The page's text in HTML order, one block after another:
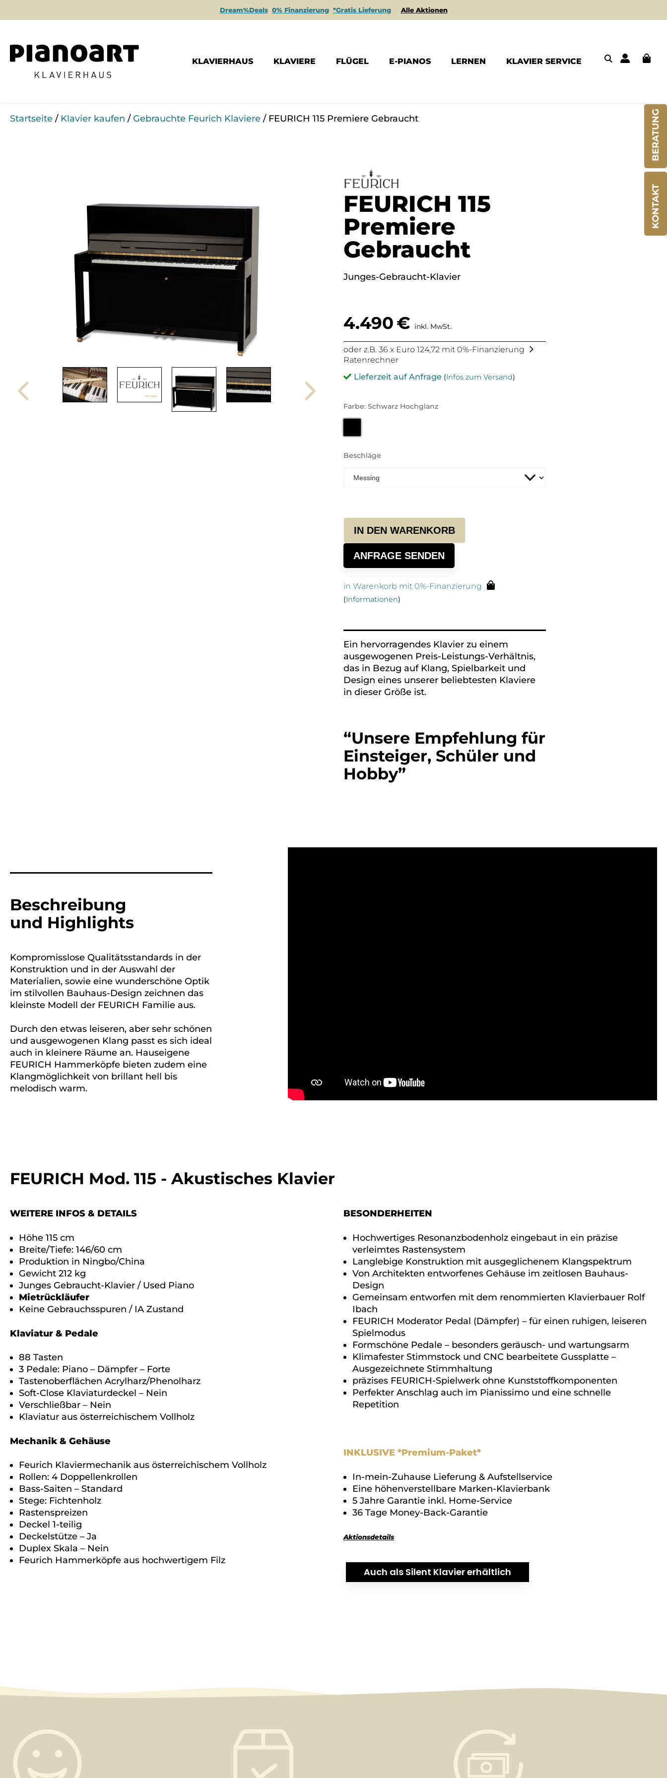
Dream%Deals 0% Finanzierung *Gratis Lieferung Alle Aktionen
KLAVIERHAUS KLAVIERE FLÜGEL E-PIANOS LERNEN KLAVIER SERVICE
BERATUNG
KONTAKT
Startseite / Klavier kaufen /Gebrauchte Feurich Klaviere / FEURICH 115 Premiere Gebraucht
FEURICH 115
Premiere
Gebraucht
Junges-Gebraucht-Klavier
4.490€ inkl. MwSt.
oder z.B. 36 x Euro 124,72 mit 0%-Finanzierung
Ratenrechner
Lieferzeit auf Anfrage (Infos zum Versand)
Farbe: Schwarz Hochglanz
Beschläge
IN DEN WARENKORB
ANFRAGE SENDEN
in Warenkorb mit 0%-Finanzierung
(Informationen)
Ein hervorragendes Klavier zu einem
ausgewogenen Preis-Leistungs-Verhältnis,
das in Bezug auf Klang, Spielbarkeit und
Design eines unserer beliebtesten Klaviere
in dieser Größe ist.
“Unsere Empfehlung für
Einsteiger, Schüler und
Hobby”
Beschreibung
und Highlights
Kompromisslose Qualitätsstandards in der
Konstruktion und in der Auswahl der
Materialien, sowie eine wunderschöne Optik
im stilvollen Bauhaus-Design zeichnen das
kleinste Modell der FEURICH Familie aus.
Durch den etwas leiseren, aber sehr schönen
und ausgewogenen Klang passt es sich ideal
auch in kleinere Räume an. Hauseigene
FEURICH Hammerköpfe bieten zudem eine
Klangmöglichkeit von brillant hell bis
melodisch warm.
FEURICH Mod. 115 - Akustisches Klavier
WEITERE INFOS & DETAILS
Höhe 115 cm
Breite/Tiefe: 146/60 cm
Produktion in Ningbo/China
Gewicht 212 kg
Junges Gebraucht-Klavier / Used Piano
Mietrückläufer
Keine Gebrauchsspuren / IA Zustand
Klaviatur & Pedale
88 Tasten
3 Pedale: Piano – Dämpfer – Forte
Tastenoberflächen Acrylharz/Phenolharz
Soft-Close Klaviaturdeckel – Nein
Verschließbar – Nein
Klaviatur aus österreichischem Vollholz
Mechanik & Gehäuse
Feurich Klaviermechanik aus österreichischem Vollholz
Rollen: 4 Doppellenkrollen
Bass-Saiten – Standard
Stege: Fichtenholz
Rastenspreizen
Deckel 1-teilig
Deckelstütze – Ja
Duplex Skala – Nein
Feurich Hammerköpfe aus hochwertigem Filz
BESONDERHEITEN
Hochwertiges Resonanzbodenholz eingebaut in ein präzise
verleimtes Rastensystem
Langlebige Konstruktion mit ausgeglichenem Klangspektrum
Von Architekten entworfenes Gehäuse im zeitlosen Bauhaus-
Design
Gemeinsam entworfen mit dem renommierten Klavierbauer Rolf
Ibach
FEURICH Moderator Pedal (Dämpfer) – für einen ruhigen, leiseren
Spielmodus
Formschöne Pedale – besonders geräusch- und wartungsarm
Klimafester Stimmstock und CNC bearbeitete Gussplatte –
Ausgezeichnete Stimmhaltung
präzises FEURICH-Spielwerk ohne Kunststoffkomponenten
Perfekter Anschlag auch im Pianissimo und eine schnelle
Repetition
INKLUSIVE *Premium-Paket*
In-mein-Zuhause Lieferung & Aufstellservice
Eine höhenverstellbare Marken-Klavierbank
5 Jahre Garantie inkl. Home-Service
36 Tage Money-Back-Garantie
Aktionsdetails
Auch als Silent Klavier erhältlich